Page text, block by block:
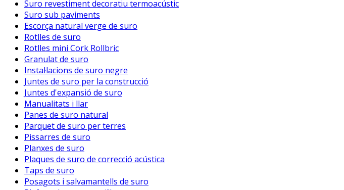
Suro revestiment decoratiu termoacústic
Suro sub paviments
Escorça natural verge de suro
Rotlles de suro
Rotlles mini Cork Rollbric
Granulat de suro
Instal·lacions de suro negre
Juntes de suro per la construcció
Juntes d'expansió de suro
Manualitats i llar
Panes de suro natural
Parquet de suro per terres
Pissarres de suro
Planxes de suro
Plaques de suro de correcció acústica
Taps de suro
Posagots i salvamantells de suro